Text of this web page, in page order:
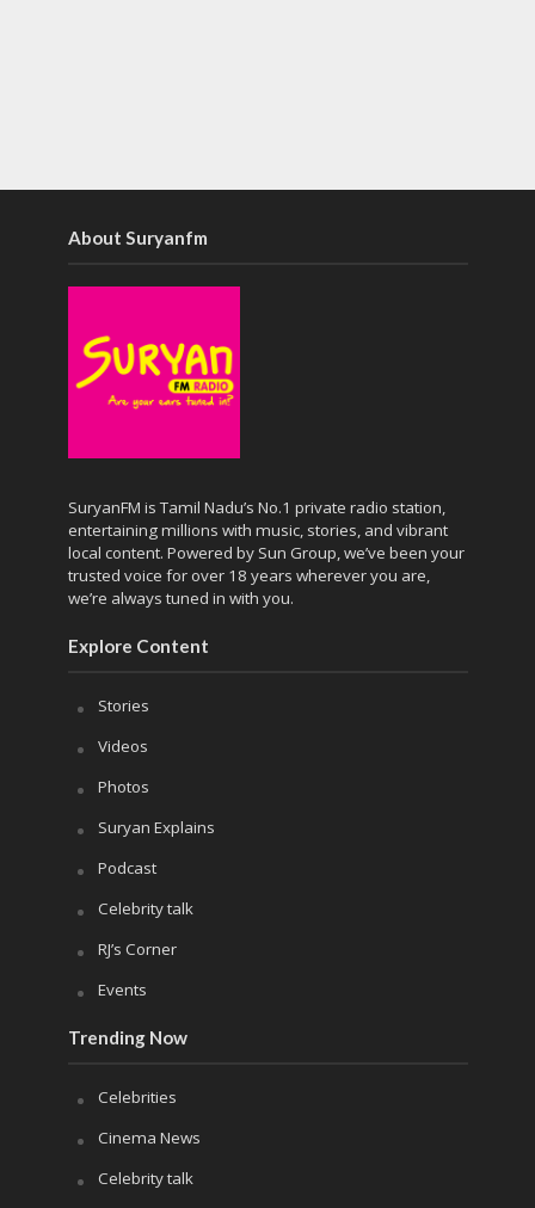
About Suryanfm
SuryanFM is Tamil Nadu’s No.1 private radio station,
entertaining millions with music, stories, and vibrant
local content. Powered by Sun Group, we’ve been your
trusted voice for over 18 years wherever you are,
we’re always tuned in with you.
Explore Content
Stories
Videos
Photos
Suryan Explains
Podcast
Celebrity talk
RJ’s Corner
Events
Trending Now
Celebrities
Cinema News
Celebrity talk